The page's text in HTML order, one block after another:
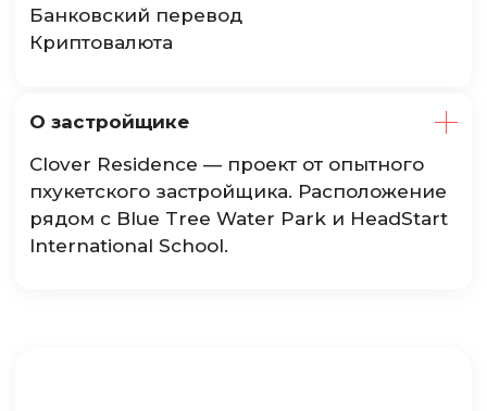
Банковский перевод
Криптовалюта
О застройщике
Clover Residence — проект от опытного
пхукетского застройщика. Расположение
рядом с Blue Tree Water Park и HeadStart
International School.